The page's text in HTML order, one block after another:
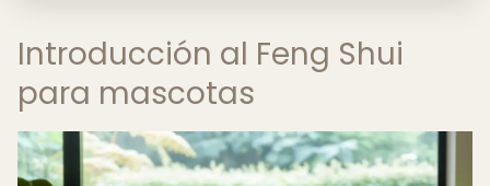
Introducción al Feng Shui
para mascotas